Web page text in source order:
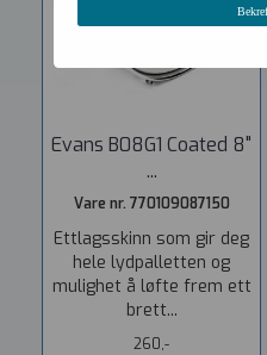
Evans B08G1 Coated 8"
...
Vare nr. 770109087150
Ettlagsskinn som gir deg
hele lydpalletten og
mulighet å løfte frem ett
brett...
260,-